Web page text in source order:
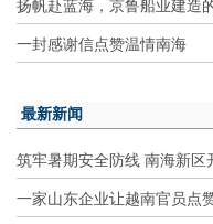
扬帆赴蓝海，京鲁船业建造
一封感谢信点赞温情南海
最新新闻
筑牢暑期安全防线 南海新
一家山东企业让越南官员点